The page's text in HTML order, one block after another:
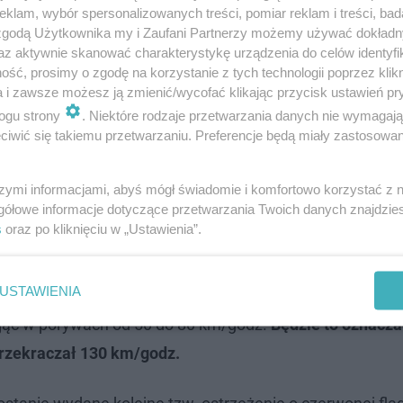
będą mogli bezpiecznie przeszukiwać domy.
publicznego.\
14 100 hektarów. Około 153 000 osób pozostaje
o ewakuacji.We wszystkich strefach ewakuacyjnych
Los Angeles Robert Luna.
rejonie Los Angeles poprawią się w ciągu weekendu.
w porywach od 50 do 80 km/godz.Będzie to
130 km/godz.
wybór spersonalizowanych treści, pomiar reklam i treści,
Użytkownika my i Zaufani Partnerzy możemy używać
aktywnie skanować charakterystykę urządzenia do celów
prosimy o zgodę na korzystanie z tych technologii poprzez
i zawsze możesz ją zmienić/wycofać klikając przycisk ustawień
strony
. Niektóre rodzaje przetwarzania danych nie
się takiemu przetwarzaniu. Preferencje będą miały
informacjami, abyś mógł świadomie i komfortowo korzystać z
informacje dotyczące przetwarzania Twoich danych
oraz po kliknięciu w „Ustawienia”.
USTAWIENIA